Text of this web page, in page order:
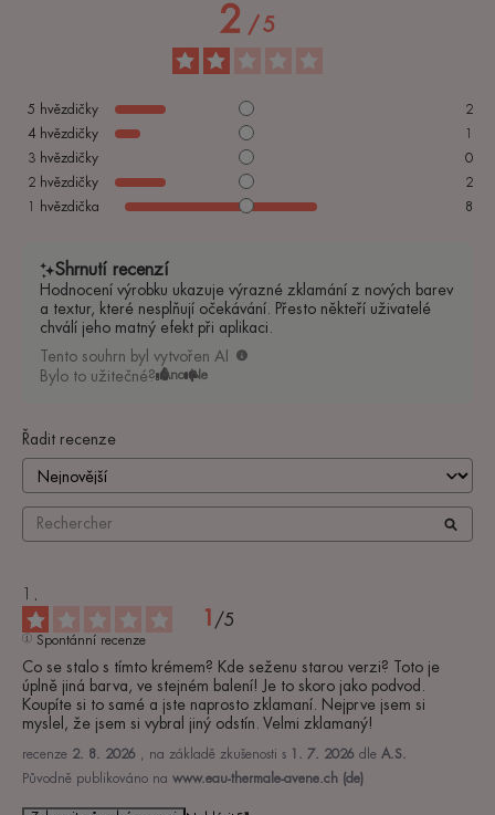
2/5
5 hvězdičky
2
4 hvězdičky
1
3 hvězdičky
0
2 hvězdičky
2
1
hvězdička 8
Shrnutí recenzí
Hodnocení výrobku ukazuje výrazné zklamání z nových barev
a textur, které nesplňují očekávání. Přesto někteří uživatelé
chválí jeho matný efekt při aplikaci.
Tento souhrn byl vytvořen AI
Bylo to užitečné? Ano Ne
Řadit recenze
1 /5
Spontánní recenze
Co se stalo s tímto krémem? Kde seženu starou verzi? Toto je
úplně jiná barva, ve stejném balení! Je to skoro jako podvod.
Koupíte si to samé a jste naprosto zklamaní. Nejprve jsem si
myslel, že jsem si vybral jiný odstín. Velmi zklamaný!
recenze 2. 8. 2026 , na základě zkušenosti s 1. 7. 2026 dle A.S.
Původně publikováno na www.eau-thermale-avene.ch (de)